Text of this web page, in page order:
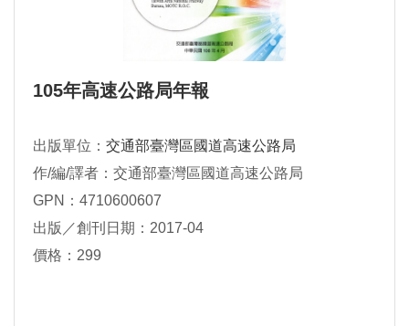
105年高速公路局年報
出版單位： 交通部臺灣區國道高速公路局
作/編/譯者：交通部臺灣區國道高速公路局
GPN：4710600607
出版／創刊日期：2017-04
價格：299